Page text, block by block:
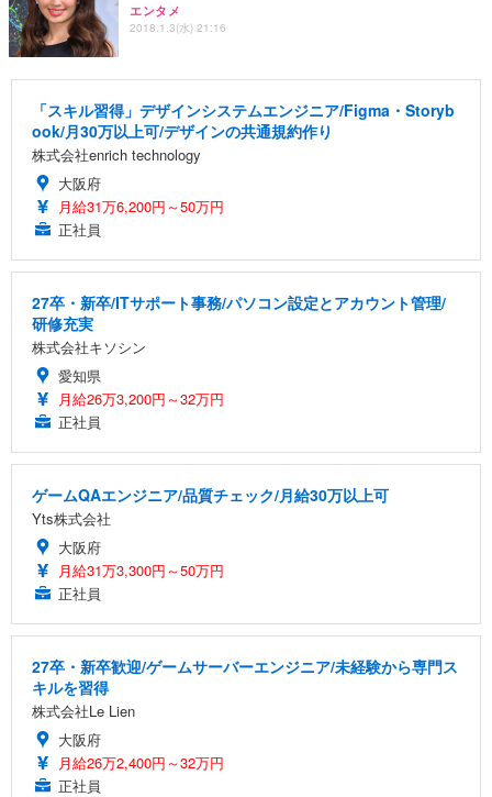
エンタメ
2018.1.3(水) 21:16
「スキル習得」デザインシステムエンジニア/Figma・Storyb
ook/月30万以上可/デザインの共通規約作り
株式会社enrich technology
大阪府
月給31万6,200円～50万円
正社員
27卒・新卒/ITサポート事務/パソコン設定とアカウント管理/
研修充実
株式会社キソシン
愛知県
月給26万3,200円～32万円
正社員
ゲームQAエンジニア/品質チェック/月給30万以上可
Yts株式会社
大阪府
月給31万3,300円～50万円
正社員
27卒・新卒歓迎/ゲームサーバーエンジニア/未経験から専門ス
キルを習得
株式会社Le Lien
大阪府
月給26万2,400円～32万円
正社員